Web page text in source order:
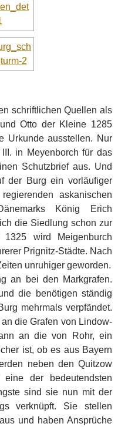
schriftlichen Quellen als
Otto der Kleine 1285
Urkunde ausstellen. Nur
in Meyenborch für das
Schutzbrief aus. Und
der Burg ein vorläufiger
askanischen
König Erich
die Siedlung schon zur
wird Meigenburch
Prignitz-Städte. Nach
unruhiger geworden.
an bei den Markgrafen.
die benötigen ständig
mehrmals verpfändet.
die Grafen von Lindow-
an die von Rohr, ein
ist, ob es aus Bayern
neben den Quitzow
der bedeutendsten
sind sie nun mit der
verknüpft. Sie stellen
und haben Ansprüche